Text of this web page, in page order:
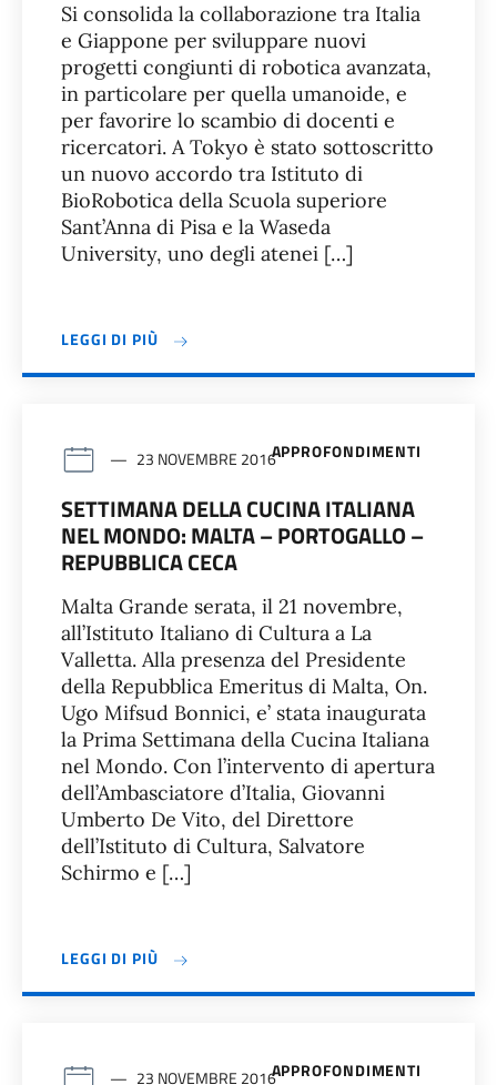
Si consolida la collaborazione tra Italia
e Giappone per sviluppare nuovi
progetti congiunti di robotica avanzata,
in particolare per quella umanoide, e
per favorire lo scambio di docenti e
ricercatori. A Tokyo è stato sottoscritto
un nuovo accordo tra Istituto di
BioRobotica della Scuola superiore
Sant’Anna di Pisa e la Waseda
University, uno degli atenei […]
LEGGI DI PIÙ
APPROFONDIMENTI
23 NOVEMBRE 2016
SETTIMANA DELLA CUCINA ITALIANA
NEL MONDO: MALTA – PORTOGALLO –
REPUBBLICA CECA
Malta Grande serata, il 21 novembre,
all’Istituto Italiano di Cultura a La
Valletta. Alla presenza del Presidente
della Repubblica Emeritus di Malta, On.
Ugo Mifsud Bonnici, e’ stata inaugurata
la Prima Settimana della Cucina Italiana
nel Mondo. Con l’intervento di apertura
dell’Ambasciatore d’Italia, Giovanni
Umberto De Vito, del Direttore
dell’Istituto di Cultura, Salvatore
Schirmo e […]
LEGGI DI PIÙ
APPROFONDIMENTI
23 NOVEMBRE 2016